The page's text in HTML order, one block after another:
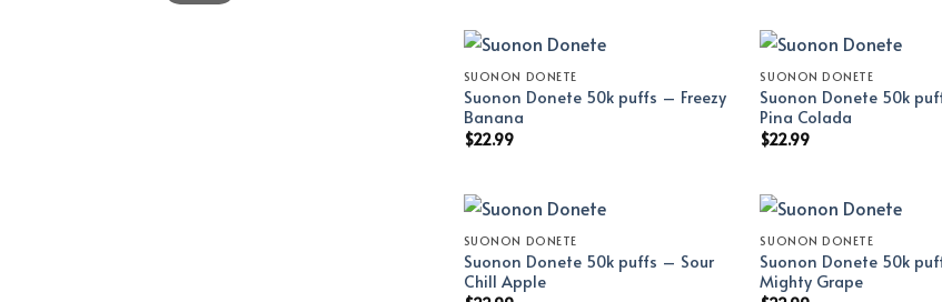
SUONON DONETE
Suonon Donete 50k puffs – Freezy
Banana
$22.99
SUONON DONETE
Suonon Donete 50k
Pina Colada
$22.99
SUONON DONETE
Suonon Donete 50k puffs – Sour
Chill Apple
SUONON DONETE
Suonon Donete 50k
Mighty Grape